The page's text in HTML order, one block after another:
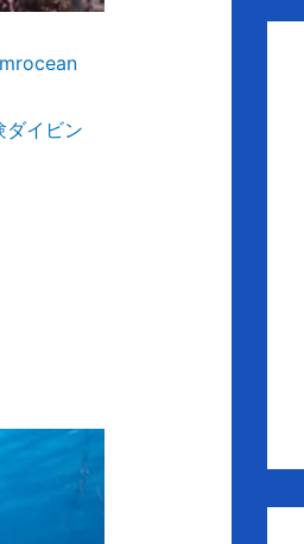
mrocean
ダイビン